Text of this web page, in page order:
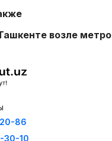
возле метро
86
30-10